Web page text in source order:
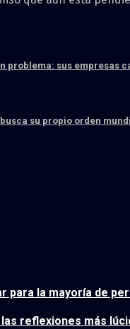
problema: sus empresas
su propio orden
para la mayoría de
reflexiones más